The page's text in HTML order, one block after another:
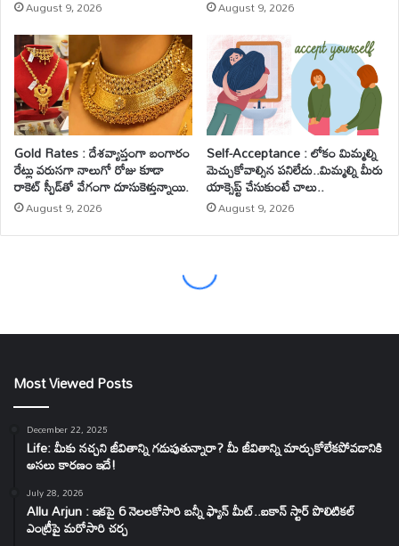
Most Viewed Posts
December 22, 2025
Life: మీకు నచ్చని జీవితాన్ని గడుపుతున్నారా? మీ జీవితాన్ని మార్చుకోలేకపోవడానికి
అసలు కారణం ఇదే!
July 28, 2026
Allu Arjun : ఇకపై 6 నెలలకోసారి బన్నీ ఫ్యాన్ మీట్..ఐకాన్ స్టార్ పొలిటికల్
ఎంట్రీపై మరోసారి చర్చ